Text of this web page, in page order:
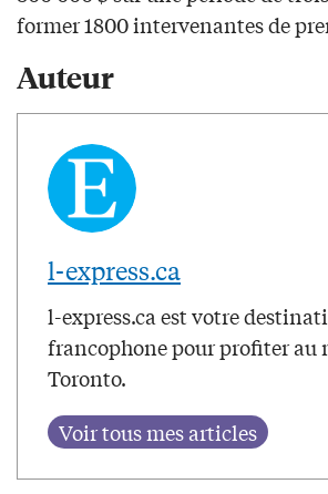
former 1800 intervenantes de
Auteur
l-express.ca
l-express.ca est votre
francophone pour profiter au
Toronto.